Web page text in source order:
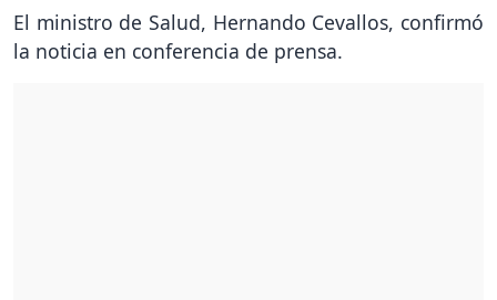
El ministro de Salud, Hernando Cevallos, confirmó
la noticia en conferencia de prensa.